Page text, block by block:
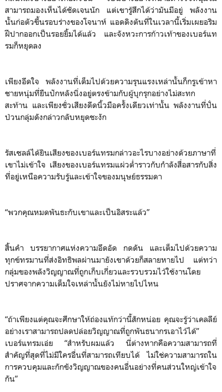
สามารถมองเห็นได้ชัดเจนนัก แต่เขารู้สึกได้ว่ามันมีอยู่ พลังงาน
นั้นก่อตัวขึ้นรอบร่างของโจนาห์ แอดดิงตันที่ในเวลานี้เริ่มเผยอริม
ฝีปากออกเป็นรอยยิ้มได้แล้ว และจังหวะการก้าวเท้าของเบอร์แท
รมก็หยุดลง
เพียงอึดใจ พลังงานที่เต็มไปด้วยความรุนแรงเหล่านั้นก็กรูเข้าหา
ชายหนุ่มที่ยืนปักหลังนิ่งอยู่ตรงข้ามกับผู้บุกรุกอย่างไม่สะทก
สะท้าน และเพียงชั่วเสียงดีดนิ้วมือครั้งเดียวเท่านั้น พลังงานที่ปั่น
ป่วนกลุ่มดังกล่าวกลับหยุดชะงัก
รัสเซลล์ได้ยินเสียงของเบอร์แทรมกล่าวอะไรบางอย่างด้วยภาษาที่
เขาไม่เข้าใจ เสียงของเบอร์แทรมแผ่วต่ำราวกับกำลังสื่อสารกับสิ่ง
ที่อยู่เหนือความรับรู้และเข้าใจของมนุษย์ธรรมดา
“พวกคุณหมดพันธะกับเขาและเป็นอิสระแล้ว”
สิ้นคำ บรรยากาศแห่งความอึดอัด กดดัน และเต็มไปด้วยความ
ทุกข์ทรมานที่ส่งอิทธิพลผ่านมายังเขาด้วยก็สลายหายไป แต่ทว่า
กลุ่มของพลังวิญญาณที่ถูกเก็บเกี่ยวและรวบรวมไว้ใช้งานโดย
ปราศจากความเต็มใจเหล่านั้นยังไม่หายไปไหน
“ถ้าเพียงแต่คุณจะศึกษาให้ถ่องแท้กว่านี้สักหน่อย คุณจะรู้ว่าเคลลีย์
อย่างเราสามารถปลดปล่อยวิญญาณที่ถูกพันธนากรเอาไว้ได้”
เบอร์แทรมเอ่ย “สำหรับผมแล้ว นี่ต่างหากคือความสามารถที่
สำคัญที่สุดที่ไม่มีใครอื่นที่สามารถเทียบได้ ไม่ใช่ความสามารถใน
การควบคุมและกักขังวิญญาณของคนอื่นอย่างที่คนส่วนใหญ่เข้าใจ
กัน”